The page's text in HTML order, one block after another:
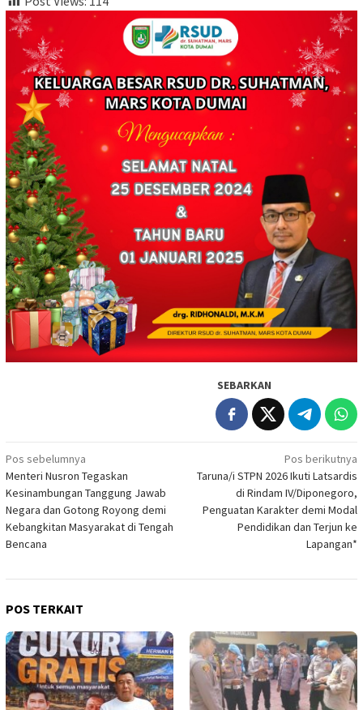
SEBARKAN
Navigasi
pos
Pos sebelumnya
Menteri Nusron Tegaskan
Kesinambungan Tanggung Jawab
Negara dan Gotong Royong demi
Kebangkitan Masyarakat di Tengah
Bencana
Pos berikutnya
Taruna/i STPN 2026 Ikuti Latsardis
di Rindam IV/Diponegoro,
Penguatan Karakter demi Modal
Pendidikan dan Terjun ke
Lapangan*
POS TERKAIT